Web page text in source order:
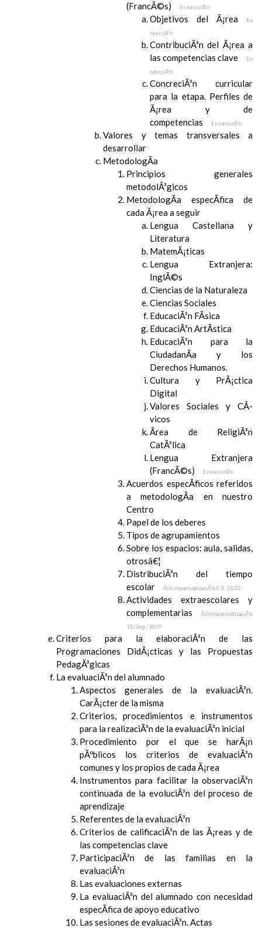
(FrancÃ©s) En revisiÃ³n
Objetivos del Ã¡rea
En
revisiÃ³n
ContribuciÃ³n del Ã¡rea a
las competencias clave
En
revisiÃ³n
ConcreciÃ³n curricular
para la etapa. Perfiles de
Ã¡rea y de
competencias
En revisiÃ³n
Valores y temas transversales a
desarrollar
MetodologÃ­a
Principios generales
metodolÃ³gicos
MetodologÃ­a especÃ­fica de
cada Ã¡rea a seguir
Lengua Castellana y
Literatura
MatemÃ¡ticas
Lengua Extranjera:
InglÃ©s
Ciencias de la Naturaleza
Ciencias Sociales
EducaciÃ³n FÃ­sica
EducaciÃ³n ArtÃ­stica
EducaciÃ³n para la
CiudadanÃ­a y los
Derechos Humanos.
Cultura y PrÃ¡ctica
Digital
Valores Sociales y CÃ­
vicos
Ãrea de ReligiÃ³n
CatÃ³lica
Lengua Extranjera
(FrancÃ©s)
En revisiÃ³n
Acuerdos especÃ­ficos referidos
a metodologÃ­a en nuestro
Centro
Papel de los deberes
Tipos de agrupamientos
Sobre los espacios: aula, salidas,
otrosâ€¦
DistribuciÃ³n del tiempo
escolar
Ãšltima actualizaciÃ³n C.E. 21/22
Actividades extraescolares y
complementarias
Ãšltima actualizaciÃ³n
13 / Sep / 2019
Criterios para la elaboraciÃ³n de las
Programaciones DidÃ¡cticas y las Propuestas
PedagÃ³gicas
La evaluaciÃ³n del alumnado
Aspectos generales de la evaluaciÃ³n.
CarÃ¡cter de la misma
Criterios, procedimientos e instrumentos
para la realizaciÃ³n de la evaluaciÃ³n inicial
Procedimiento por el que se harÃ¡n
pÃºblicos los criterios de evaluaciÃ³n
comunes y los propios de cada Ã¡rea
Instrumentos para facilitar la observaciÃ³n
continuada de la evoluciÃ³n del proceso de
aprendizaje
Referentes de la evaluaciÃ³n
Criterios de calificaciÃ³n de las Ã¡reas y de
las competencias clave
ParticipaciÃ³n de las familias en la
evaluaciÃ³n
Las evaluaciones externas
La evaluaciÃ³n del alumnado con necesidad
especÃ­fica de apoyo educativo
Las sesiones de evaluaciÃ³n. Actas